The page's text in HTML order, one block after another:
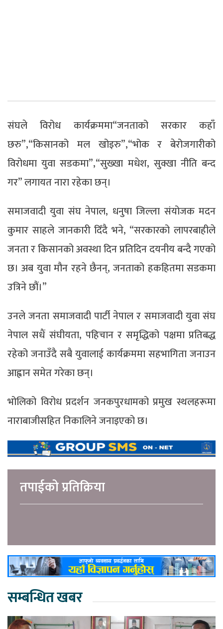
संघले विरोध कार्यक्रममा“जनताको सरकार कहाँ
छरु”,“किसानको मल खोइरु”,“भोक र बेरोजगारीको
विरोधमा युवा सडकमा”,“सुख्खा मधेश, सुक्खा नीति बन्द
गर” लगायत नारा रहेका छन्।
समाजवादी युवा संघ नेपाल, धनुषा जिल्ला संयोजक मदन
कुमार साहले जानकारी दिँदै भने, “सरकारको लापरबाहीले
जनता र किसानको अवस्था दिन प्रतिदिन दयनीय बन्दै गएको
छ। अब युवा मौन रहने छैनन्, जनताको हकहितमा सडकमा
उत्रिने छौं।”
उनले जनता समाजवादी पार्टी नेपाल र समाजवादी युवा संघ
नेपाल सधैं संघीयता, पहिचान र समृद्धिको पक्षमा प्रतिबद्ध
रहेको जनाउँदै सबै युवालाई कार्यक्रममा सहभागिता जनाउन
आह्वान समेत गरेका छन्।
भोलिको विरोध प्रदर्शन जनकपुरधामको प्रमुख स्थलहरूमा
नाराबाजीसहित निकालिने जनाइएको छ।
तपाईको प्रतिक्रिया
सम्बन्धित खबर